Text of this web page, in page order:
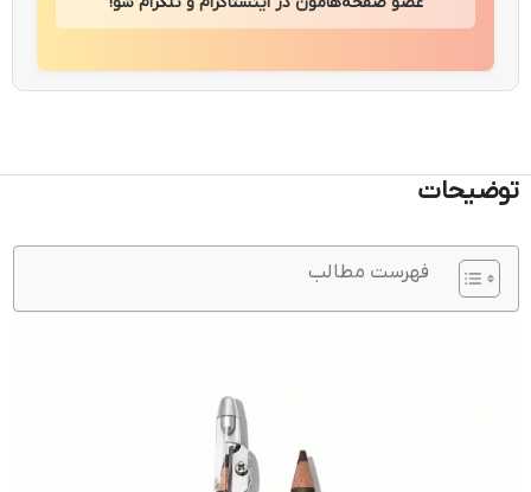
توضیحات
فهرست مطالب